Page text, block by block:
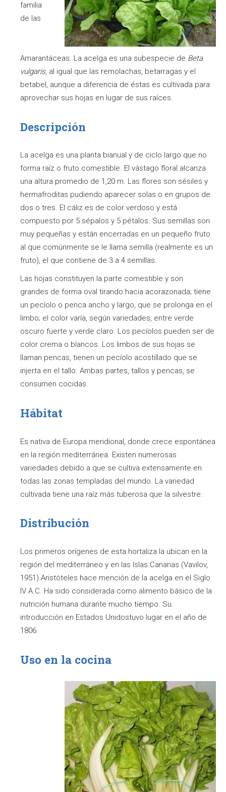
familia
de las
Amarantáceas. La acelga es una subespecie de Beta
vulgaris, al igual que las remolachas, betarragas y el
betabel, aunque a diferencia de éstas es cultivada para
aprovechar sus hojas en lugar de sus raíces.
Descripción
La acelga es una planta bianual y de ciclo largo que no
forma raíz o fruto comestible. El vástago floral alcanza
una altura promedio de 1,20 m. Las flores son sésiles y
hermafroditas pudiendo aparecer solas o en grupos de
dos o tres. El cáliz es de color verdoso y está
compuesto por 5 sépalos y 5 pétalos. Sus semillas son
muy pequeñas y están encerradas en un pequeño fruto
al que comúnmente se le llama semilla (realmente es un
fruto), el que contiene de 3 a 4 semillas.
Las hojas constituyen la parte comestible y son
grandes de forma oval tirando hacia acorazonada; tiene
un pecíolo o penca ancho y largo, que se prolonga en el
limbo; el color varía, según variedades, entre verde
oscuro fuerte y verde claro. Los pecíolos pueden ser de
color crema o blancos. Los limbos de sus hojas se
llaman pencas, tienen un pecíolo acostillado que se
injerta en el tallo. Ambas partes, tallos y pencas, se
consumen cocidas.
Hábitat
Es nativa de Europa meridional, donde crece espontánea
en la región mediterránea. Existen numerosas
variedades debido a que se cultiva extensamente en
todas las zonas templadas del mundo. La variedad
cultivada tiene una raíz más tuberosa que la silvestre.
Distribución
Los primeros orígenes de esta hortaliza la ubican en la
región del mediterráneo y en las Islas Canarias (Vavilov,
1951).Aristóteles hace mención de la acelga en el Siglo
IV A.C. Ha sido considerada como alimento básico de la
nutrición humana durante mucho tiempo. Su
introducción en Estados Unidostuvo lugar en el año de
1806.
Uso en la cocina